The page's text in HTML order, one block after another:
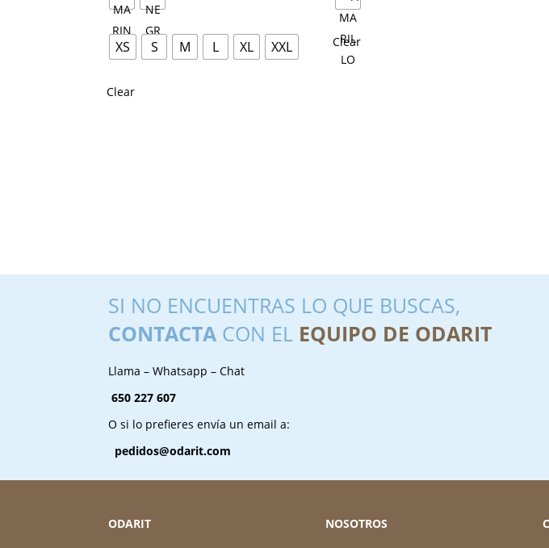
XS S M L XL XXL
Clear
Clear
SI NO ENCUENTRAS LO QUE BUSCAS,
CONTACTA CON EL EQUIPO DE ODARIT
Llama – Whatsapp – Chat
650 227 607
O si lo prefieres envía un email a:
pedidos@odarit.com
ODARIT NOSOTROS